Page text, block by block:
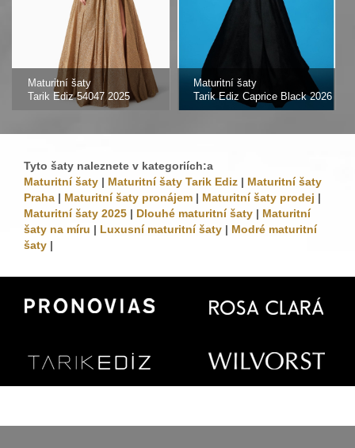
Maturitní šaty
Tarik Ediz 54047 2025
Maturitní šaty
Tarik Ediz Caprice Black 2026
Tyto šaty naleznete v kategoriích:a
Maturitní šaty | Maturitní šaty Tarik Ediz | Maturitní šaty
Praha | Maturitní šaty pronájem | Maturitní šaty prodej |
Maturitní šaty 2025 | Dlouhé maturitní šaty | Maturitní
šaty na míru | Luxusní maturitní šaty | Modré maturitní
šaty |